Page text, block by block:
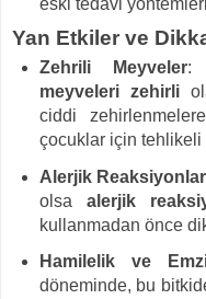
Yan Etkiler ve
Zehrili Meyveler:
meyveleri
zehirli
ciddi
çocuklar için tehlikeli
Alerjik Reaksiyonlar
olsa alerjik
kullanmadan önce
Hamilelik ve
döneminde, bu